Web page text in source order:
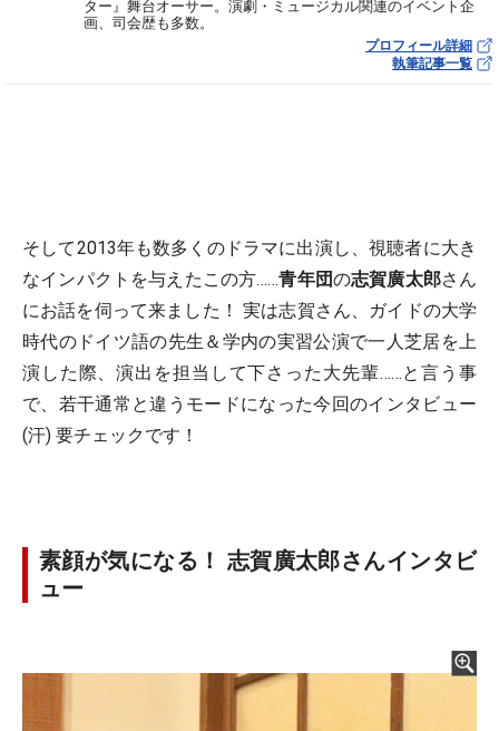
ター』舞台オーサー。演劇・ミュージカル関連のイベント企
画、司会歴も多数。
プロフィール詳細
執筆記事一覧
そして2013年も数多くのドラマに出演し、視聴者に大き
なインパクトを与えたこの方……青年団の志賀廣太郎さん
にお話を伺って来ました！ 実は志賀さん、ガイドの大学
時代のドイツ語の先生＆学内の実習公演で一人芝居を上
演した際、演出を担当して下さった大先輩……と言う事
で、若干通常と違うモードになった今回のインタビュー
(汗) 要チェックです！
素顔が気になる！ 志賀廣太郎さんインタビ
ュー